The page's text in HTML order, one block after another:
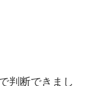
判断できまし